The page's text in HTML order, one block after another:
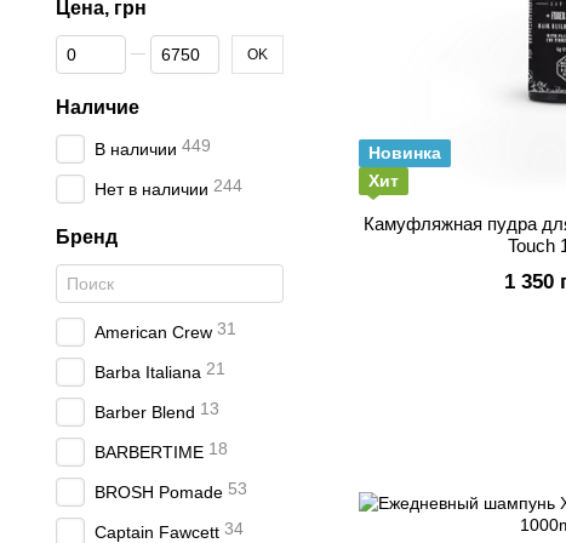
Новинка
Хит
Камуфляжная пудра
Touch
1 350
Цена, грн
От Цена, грн
До Цена, грн OK
Наличие
В наличии 449
Нет в наличии 244
Бренд
American Crew 31
Barba Italiana 21
Barber Blend 13
BARBERTIME 18
BROSH Pomade 53
Captain Fawcett 34